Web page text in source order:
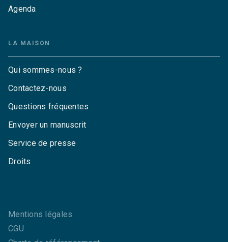
Agenda
LA MAISON
Qui sommes-nous ?
Contactez-nous
Questions fréquentes
Envoyer un manuscrit
Service de presse
Droits
Mentions légales
CGU